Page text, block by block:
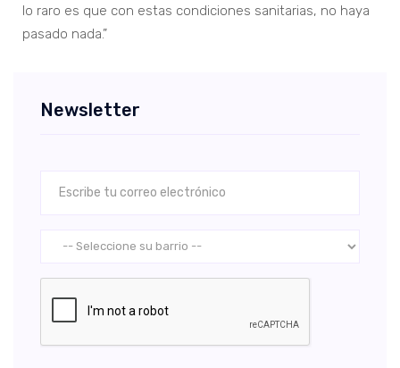
lo raro es que con estas condiciones sanitarias, no haya
pasado nada.”
Newsletter